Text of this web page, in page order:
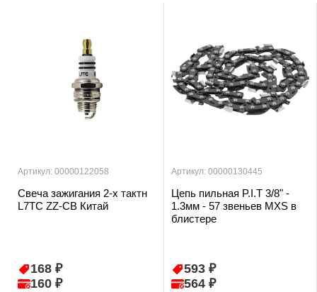
Артикул: 00000122058
Свеча зажигания 2-х тактн
L7TC ZZ-CB Китай
168 ₽
160 ₽
Артикул: 00000130445
Цепь пильная P.I.T 3/8" -
1.3мм - 57 звеньев MXS в
блистере
593 ₽
564 ₽